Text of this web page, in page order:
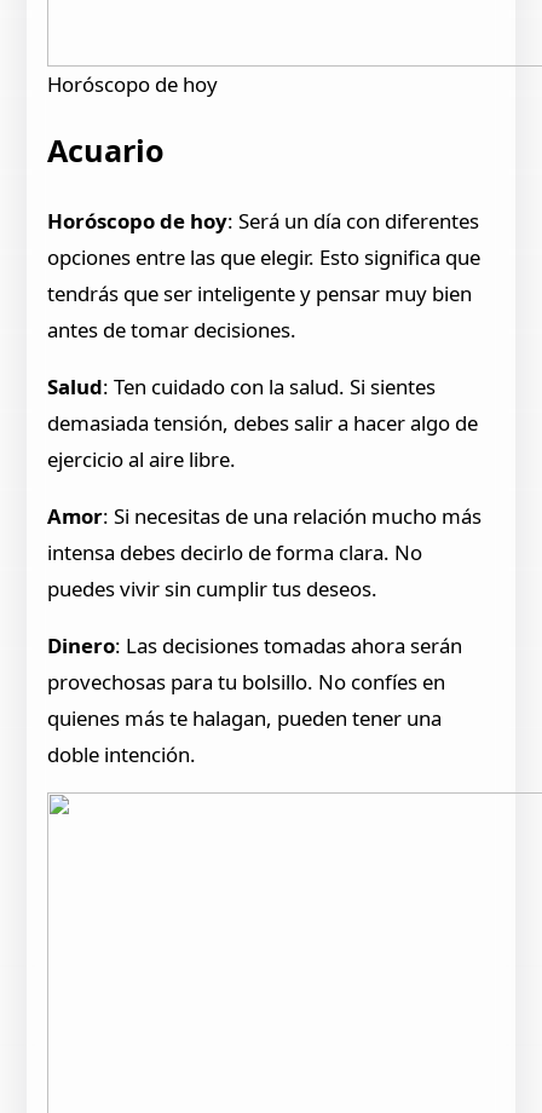
Horóscopo de hoy
Acuario
Horóscopo de hoy: Será un día con diferentes
opciones entre las que elegir. Esto significa que
tendrás que ser inteligente y pensar muy bien
antes de tomar decisiones.
Salud: Ten cuidado con la salud. Si sientes
demasiada tensión, debes salir a hacer algo de
ejercicio al aire libre.
Amor: Si necesitas de una relación mucho más
intensa debes decirlo de forma clara. No
puedes vivir sin cumplir tus deseos.
Dinero: Las decisiones tomadas ahora serán
provechosas para tu bolsillo. No confíes en
quienes más te halagan, pueden tener una
doble intención.